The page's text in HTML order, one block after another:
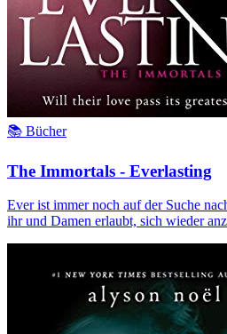
📚 Bücher
The Immortals - Everlasting
Ever ist immer noch auf der Suche
ihr und Damen erlaubt, sich wieder